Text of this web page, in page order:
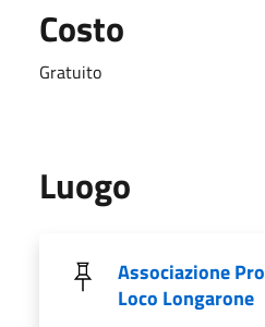
Costo
Gratuito
Luogo
Associazione Pro
Loco Longarone